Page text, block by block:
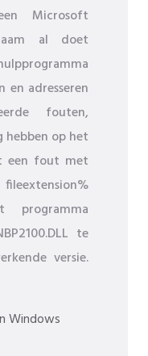
Microsoft
al doet
adresseren
fouten,
op het
een fout met
te
versie.
Windows